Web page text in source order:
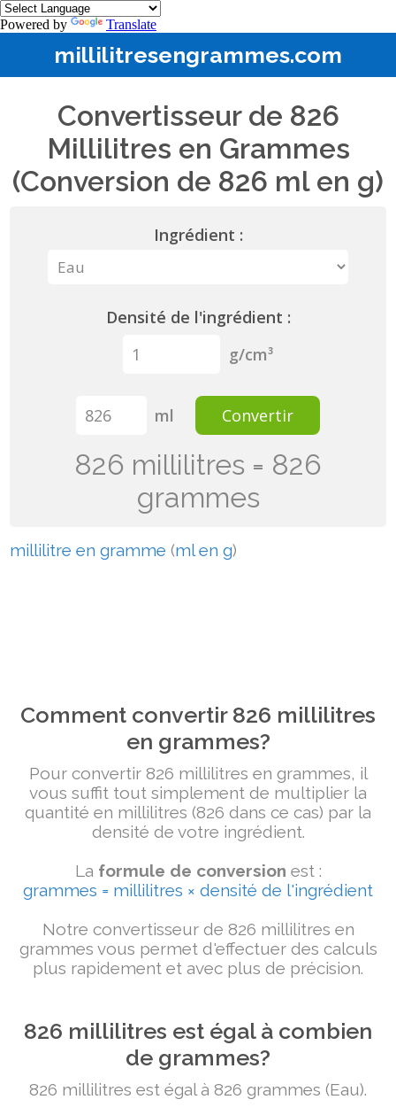
Powered by Translate
millilitresengrammes.com
Convertisseur de 826
Millilitres en Grammes
(Conversion de 826 ml en g)
Ingrédient :
Densité de l'ingrédient :
g/cm³
ml Convertir
826 millilitres = 826
grammes
millilitre en gramme (ml en g)
Comment convertir 826 millilitres
en grammes?
Pour convertir 826 millilitres en grammes, il
vous suffit tout simplement de multiplier la
quantité en millilitres (826 dans ce cas) par la
densité de votre ingrédient.
La formule de conversion est :
grammes = millilitres × densité de l'ingrédient
Notre convertisseur de 826 millilitres en
grammes vous permet d'effectuer des calculs
plus rapidement et avec plus de précision.
826 millilitres est égal à combien
de grammes?
826 millilitres est égal à 826 grammes (Eau).